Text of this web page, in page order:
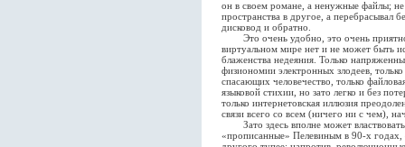
он в своем романе, а ненужные файлы;
пространства в другое, а перебрасывал
дисковод и обратно.
Это очень удобно, это очень
виртуальном мире нет и не может быть
блаженства недеяния. Только
физиономии электронных злодеев,
спасающих человечество, только
языковой стихии, но зато легко и без
только интернетовская иллюзия
связи всего со всем (ничего ни с чем),
Зато здесь вполне может властвовать
«прописанные» Пелевиным в 90-х